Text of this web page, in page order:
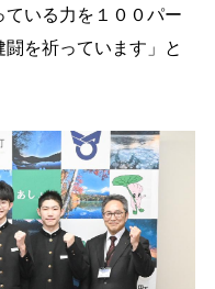
いる力を１００パー
を祈っています」と